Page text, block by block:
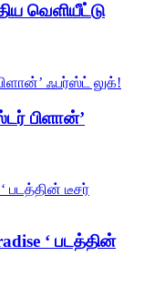
வெளியீட்டு
பிளான்’
‘ படத்தின்